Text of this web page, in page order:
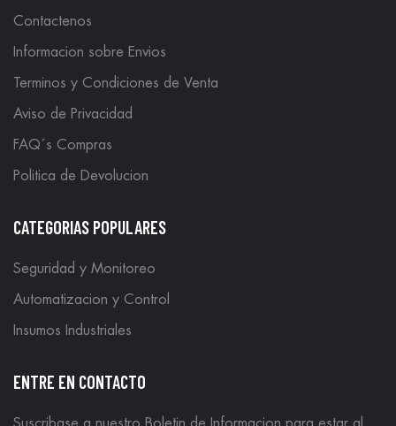
Contactenos
Informacion sobre Envios
Terminos y Condiciones de Venta
Aviso de Privacidad
FAQ´s Compras
Politica de Devolucion
CATEGORIAS POPULARES
Seguridad y Monitoreo
Automatizacion y Control
Insumos Industriales
ENTRE EN CONTACTO